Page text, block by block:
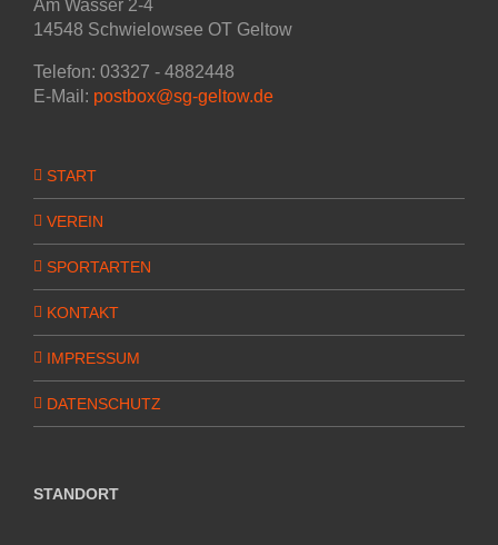
Am Wasser 2-4
14548 Schwielowsee OT Geltow
Telefon: 03327 - 4882448
E-Mail: postbox@sg-geltow.de
START
VEREIN
SPORTARTEN
KONTAKT
IMPRESSUM
DATENSCHUTZ
STANDORT